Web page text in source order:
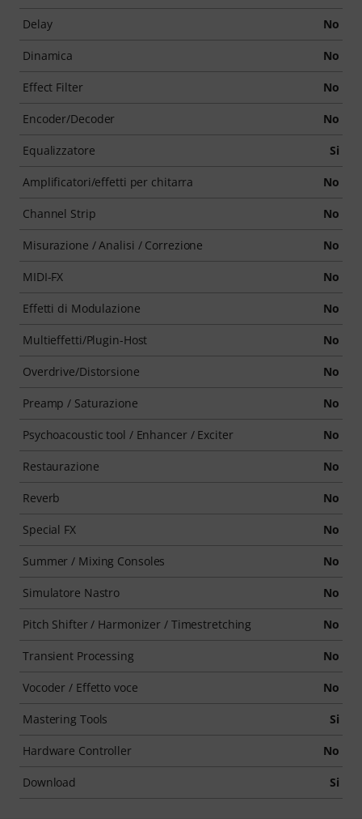
Delay No
Dinamica No
Effect Filter No
Encoder/Decoder No
Equalizzatore Si
Amplificatori/effetti per chitarra No
Channel Strip No
Misurazione / Analisi / Correzione No
MIDI-FX No
Effetti di Modulazione No
Multieffetti/Plugin-Host No
Overdrive/Distorsione No
Preamp / Saturazione No
Psychoacoustic tool / Enhancer / Exciter No
Restaurazione No
Reverb No
Special FX No
Summer / Mixing Consoles No
Simulatore Nastro No
Pitch Shifter / Harmonizer / Timestretching No
Transient Processing No
Vocoder / Effetto voce No
Mastering Tools Si
Hardware Controller No
Download Si